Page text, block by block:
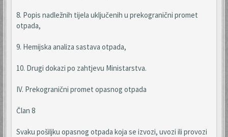
8. Popis nadležnih tijela uključenih u prekogranični promet
otpada,
9. Hemijska analiza sastava otpada,
10. Drugi dokazi po zahtjevu Ministarstva.
IV. Prekogranični promet opasnog otpada
Član 8
Svaku pošiljku opasnog otpada koja se izvozi, uvozi ili provozi